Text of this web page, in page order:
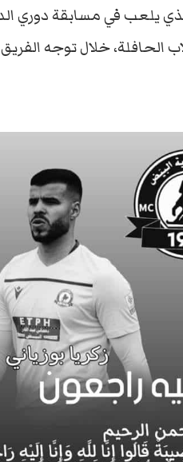
يلعب في مسابقة دوري
الحافلة، خلال توجه